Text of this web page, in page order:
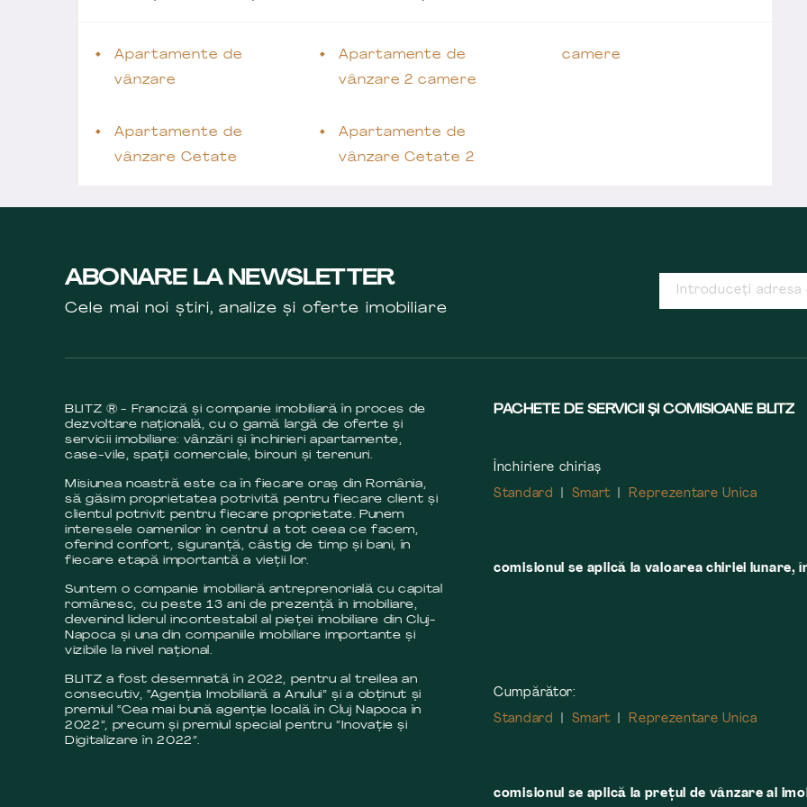
Apartamente de
vânzare
Apartamente de
vânzare Cetate
Apartamente de
vânzare 2 camere
Apartamente de
vânzare Cetate 2
camere
ABONARE LA NEWSLETTER
Cele mai noi știri, analize și oferte imobiliare
BLITZ ® - Franciză și companie imobiliară în proces de
dezvoltare națională, cu o gamă largă de oferte și
servicii imobiliare: vânzări și închirieri apartamente,
case-vile, spații comerciale, birouri și terenuri.
Misiunea noastră este ca în fiecare oraș din România,
să găsim proprietatea potrivită pentru fiecare client și
clientul potrivit pentru fiecare proprietate. Punem
interesele oamenilor în centrul a tot ceea ce facem,
oferind confort, siguranță, câstig de timp și bani, în
fiecare etapă importantă a vieții lor.
Suntem o companie imobiliară antreprenorială cu capital
românesc, cu peste 13 ani de prezență în imobiliare,
devenind liderul incontestabil al pieței imobiliare din Cluj-
Napoca și una din companiile imobiliare importante și
vizibile la nivel național.
BLITZ a fost desemnată în 2022, pentru al treilea an
consecutiv, “Agenția Imobiliară a Anului” și a obținut și
premiul “Cea mai bună agenție locală în Cluj Napoca în
2022”, precum și premiul special pentru ”Inovație și
Digitalizare în 2022”.
PACHETE DE SERVICII ȘI COMISIOANE BLITZ
Închiriere chiriaș
Standard
Smart Reprezentare Unica
comisionul se aplică la valoarea chiriei
Cumpărător:
Standard
Smart Reprezentare Unica
comisionul se aplică la preţul de vânzare al